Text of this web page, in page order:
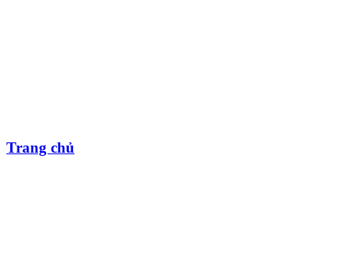
Trang chủ